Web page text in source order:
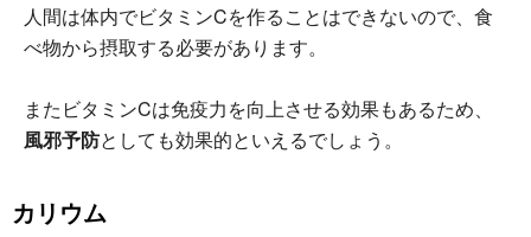
人間は体内でビタミンCを作ることはできないので、食
べ物から摂取する必要があります。
またビタミンCは免疫力を向上させる効果もあるため、
風邪予防としても効果的といえるでしょう。
カリウム